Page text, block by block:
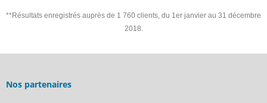
**Résultats enregistrés auprès de 1 760 clients, du 1er janvier au 31 décembre
2018.
Nos partenaires